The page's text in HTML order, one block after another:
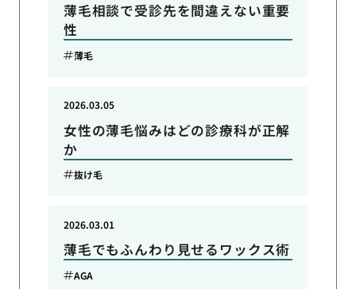
薄毛相談で受診先を間違えない重要
性
薄毛
女性の薄毛悩みはどの診療科が正解
か
2026.03.05
抜け毛
薄毛でもふんわり見せるワックス術
2026.03.01
AGA